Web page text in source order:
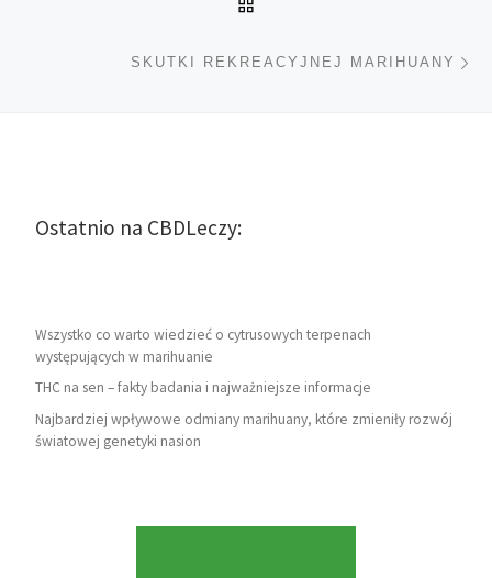
SKUTKI REKREACYJNEJ MARIHUANY
Ostatnio na CBDLeczy:
Wszystko co warto wiedzieć o cytrusowych terpenach
występujących w marihuanie
THC na sen – fakty badania i najważniejsze informacje
Najbardziej wpływowe odmiany marihuany, które zmieniły rozwój
światowej genetyki nasion